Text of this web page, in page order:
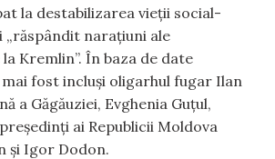
la destabilizarea vieții social-
„răspândit narațiuni ale
Kremlin”. În baza de date
fost incluși oligarhul fugar Ilan
a Găgăuziei, Evghenia Guțul,
ai Republicii Moldova
și Igor Dodon.